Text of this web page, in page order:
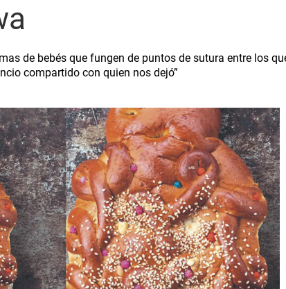
de bebés que fungen de puntos de sutura entre los
compartido con quien nos dejó”